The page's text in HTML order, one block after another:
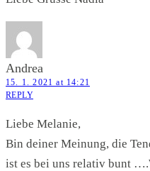
Andrea
15. 1. 2021 at 14:21
REPLY
Liebe Melanie,
Bin deiner Meinung, die
ist es bei uns relativ bunt